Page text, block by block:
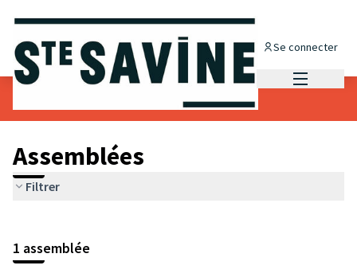
Se connecter
Assemblées
Filtrer
1 assemblée